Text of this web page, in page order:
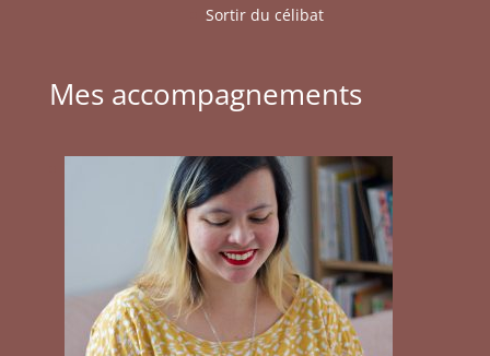
Sortir du célibat
Mes accompagnements